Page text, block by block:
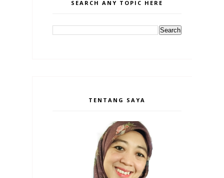
SEARCH ANY TOPIC HERE
TENTANG SAYA